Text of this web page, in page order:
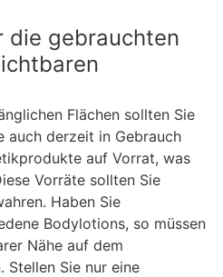
die gebrauchten
Flächen sollten Sie
auch derzeit in Gebrauch
auf Vorrat, was
Vorräte sollten Sie
Haben Sie
Bodylotions, so müssen
Nähe auf dem
Stellen Sie nur eine